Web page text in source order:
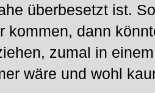
überbesetzt ist.
kommen, dann
zumal in
wäre und wohl